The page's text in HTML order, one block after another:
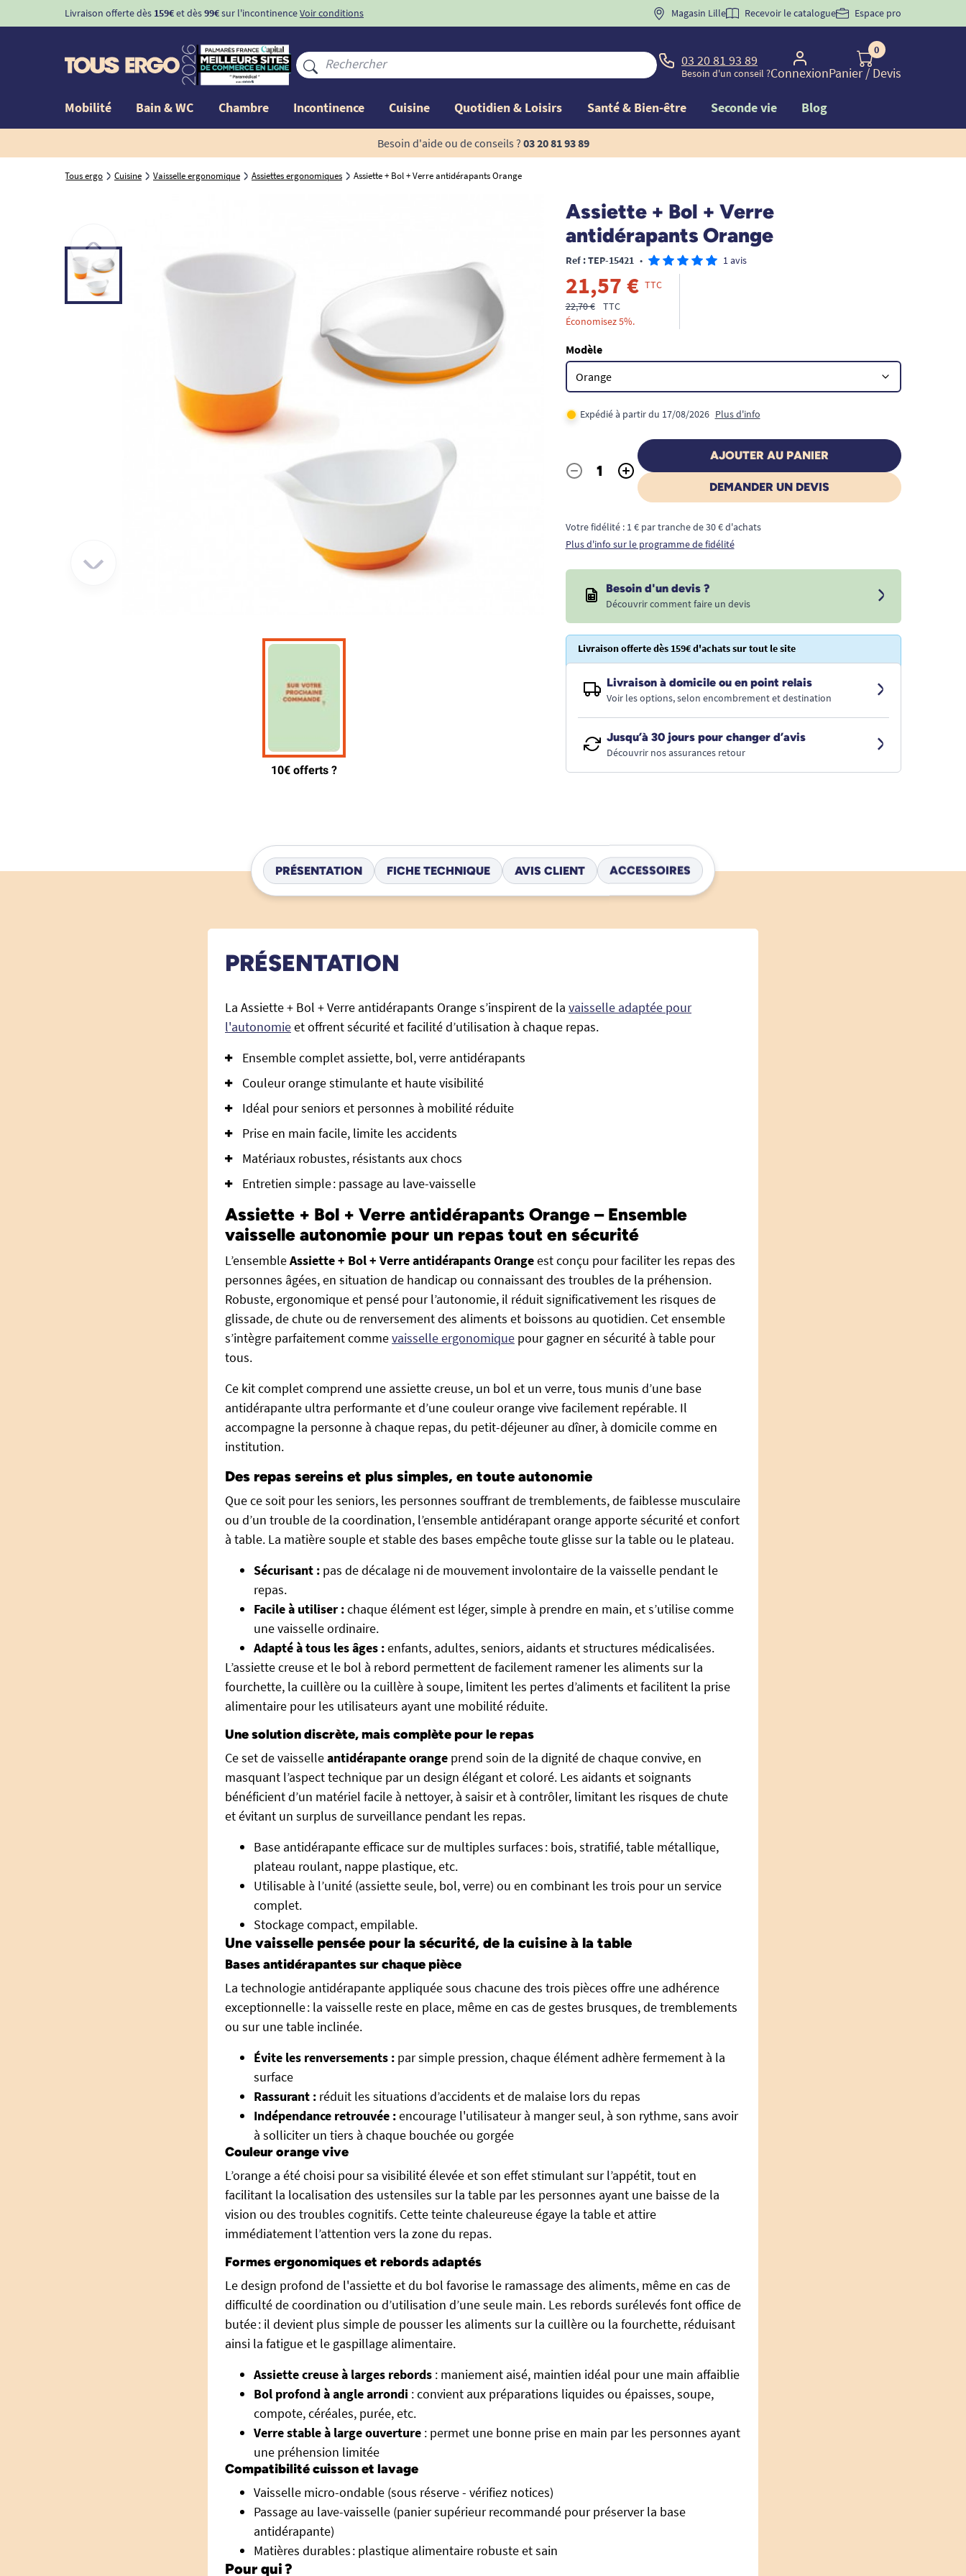
Livraison offerte dès 159€et dès99€sur l'incontinenceVoir conditions BIENVENUE" pourla 1ère commande d'incontinence
Magasin Lille Recevoir le catalogue Espace pro
03 20 81 93 89
Besoin d'un conseil ?Connexion
0
Panier/ Devis
Mobilité Bain & WC Chambre Incontinence Cuisine Quotidien & Loisirs Santé & Bien-être Seconde vie Blog
Besoin d'aide ou de conseils ? 03 20 81 93 89
Tous ergo Cuisine Vaisselle ergonomique Assiettes ergonomiques Assiette + Bol + Verre antidérapants Orange
Assiette + Bol + Verre
antidérapants Orange
Ref : TEP-15421 • 1 avis
21,57 € TTC
22,70 €
TTC
Économisez 5%.
Modèle
Expédié à partir du 17/08/2026 Plus d'info
Quantité
- +
AJOUTER AU PANIER
DEMANDER UN DEVIS
Votre fidélité : 1 € par tranche de 30 € d'achats
Plus d'info sur le programme de fidélité
Besoin d'un devis ?
Découvrir comment faire un devis
Livraison offerte dès 159€ d'achats sur tout le site
Livraison à domicile ou en point relais
Voir les options, selon encombrement et destination
Jusqu’à 30 jours pour changer d’avis
Découvrir nos assurances retour
PRÉSENTATION FICHE TECHNIQUE AVIS CLIENT ACCESSOIRES
PRÉSENTATION
La Assiette + Bol + Verre antidérapants Orange s’inspirent de la vaisselle adaptée pour
l'autonomieet offrent sécurité et facilité d’utilisation à chaque repas.
Ensemble complet assiette, bol, verre antidérapants
Couleur orange stimulante et haute visibilité
Idéal pour seniors et personnes à mobilité réduite
Prise en main facile, limite les accidents
Matériaux robustes, résistants aux chocs
Entretien simple : passage au lave-vaisselle
Assiette + Bol + Verre antidérapants Orange – Ensemble
vaisselle autonomie pour un repas tout en sécurité
L’ensembleAssiette + Bol + Verre antidérapants Orangeest conçu pour faciliter les repas des
personnes âgées, en situation de handicap ou connaissant des troubles de la préhension.
Robuste, ergonomique et pensé pour l’autonomie, il réduit significativement les risques de
glissade, de chute ou de renversement des aliments et boissons au quotidien. Cet ensemble
s’intègre parfaitement commevaisselle ergonomique pour gagner en sécurité à table pour
tous.
Ce kit complet comprend une assiette creuse, un bol et un verre, tous munis d’une base
antidérapante ultra performante et d’une couleur orange vive facilement repérable. Il
accompagne la personne à chaque repas, du petit-déjeuner au dîner, à domicile comme en
institution.
Des repas sereins et plus simples, en toute autonomie
Que ce soit pour les seniors, les personnes souffrant de tremblements, de faiblesse musculaire
ou d’un trouble de la coordination, l’ensemble antidérapant orange apporte sécurité et confort
à table. La matière souple et stable des bases empêche toute glisse sur la table ou le plateau.
Sécurisant : pas de décalage ni de mouvement involontaire de la vaisselle pendant le
repas.
Facile à utiliser :chaque élément est léger, simple à prendre en main, et s’utilise comme
une vaisselle ordinaire.
Adapté à tous les âges :enfants, adultes, seniors, aidants et structures médicalisées.
L’assiette creuse et le bol à rebord permettent de facilement ramener les aliments sur la
fourchette, la cuillère ou la cuillère à soupe, limitent les pertes d’aliments et facilitent la prise
alimentaire pour les utilisateurs ayant une mobilité réduite.
Une solution discrète, mais complète pour le repas
Ce set de vaisselleantidérapante orange prend soin de la dignité de chaque convive, en
masquant l’aspect technique par un design élégant et coloré. Les aidants et soignants
bénéficient d’un matériel facile à nettoyer, à saisir et à contrôler, limitant les risques de chute
et évitant un surplus de surveillance pendant les repas.
Base antidérapante efficace sur de multiples surfaces : bois, stratifié, table métallique,
plateau roulant, nappe plastique, etc.
Utilisable à l’unité (assiette seule, bol, verre) ou en combinant les trois pour un service
complet.
Stockage compact, empilable.
Une vaisselle pensée pour la sécurité, de la cuisine à la table
Bases antidérapantes sur chaque pièce
La technologie antidérapante appliquée sous chacune des trois pièces offre une adhérence
exceptionnelle : la vaisselle reste en place, même en cas de gestes brusques, de tremblements
ou sur une table inclinée.
Évite les renversements : par simple pression, chaque élément adhère fermement à la
surface
Rassurant : réduit les situations d’accidents et de malaise lors du repas
Indépendance retrouvée :encourage l'utilisateur à manger seul, à son rythme, sans avoir
à solliciter un tiers à chaque bouchée ou gorgée
Couleur orange vive
L’orange a été choisi pour sa visibilité élevée et son effet stimulant sur l’appétit, tout en
facilitant la localisation des ustensiles sur la table par les personnes ayant une baisse de la
vision ou des troubles cognitifs. Cette teinte chaleureuse égaye la table et attire
immédiatement l’attention vers la zone du repas.
Formes ergonomiques et rebords adaptés
Le design profond de l'assiette et du bol favorise le ramassage des aliments, même en cas de
difficulté de coordination ou d’utilisation d’une seule main. Les rebords surélevés font office de
butée : il devient plus simple de pousser les aliments sur la cuillère ou la fourchette, réduisant
ainsi la fatigue et le gaspillage alimentaire.
Assiette creuse à larges rebords : maniement aisé, maintien idéal pour une main affaiblie
Bol profond à angle arrondi : convient aux préparations liquides ou épaisses, soupe,
compote, céréales, purée, etc.
Verre stable à large ouverture : permet une bonne prise en main par les personnes ayant
une préhension limitée
Compatibilité cuisson et lavage
Vaisselle micro-ondable (sous réserve - vérifiez notices)
Passage au lave-vaisselle (panier supérieur recommandé pour préserver la base
antidérapante)
Matières durables : plastique alimentaire robuste et sain
Pour qui ?